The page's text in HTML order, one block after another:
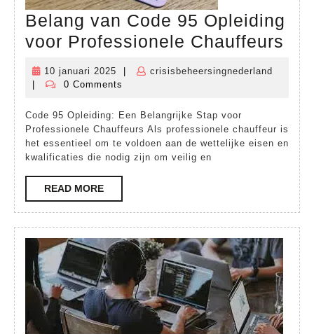
Belang van Code 95 Opleiding
voor Professionele Chauffeurs
van
95
10 januari 2025
10
januari
crisisbeheersingnederland
0 Comments
Code 95 Opleiding: Een Belangrijke Stap voor
Professionele Chauffeurs Als professionele chauffeur is
het essentieel om te voldoen aan de wettelijke eisen en
kwalificaties die nodig zijn om veilig en
READ MOREREAD
MORE